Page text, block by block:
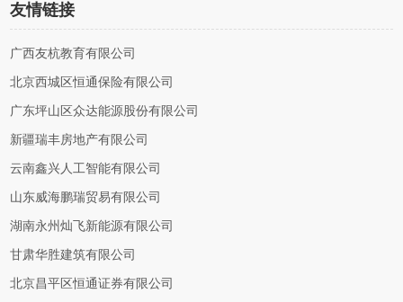
友情链接
广西友杭教育有限公司
北京西城区恒通保险有限公司
广东坪山区众达能源股份有限公司
新疆瑞丰房地产有限公司
云南鑫兴人工智能有限公司
山东威海鹏瑞贸易有限公司
湖南永州灿飞新能源有限公司
甘肃华胜建筑有限公司
北京昌平区恒通证券有限公司